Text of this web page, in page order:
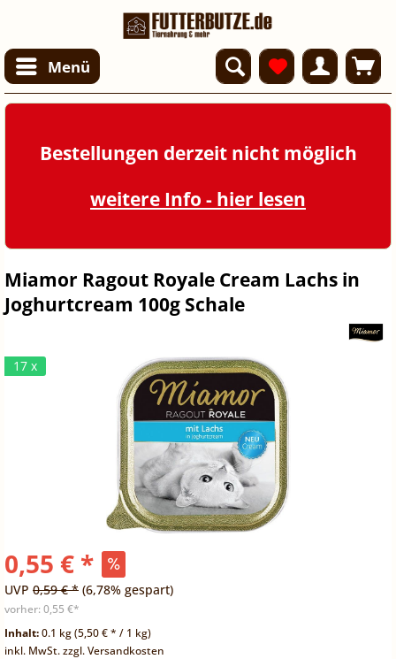
Menü
Bestellungen derzeit nicht möglich
weitere Info - hier lesen
Miamor Ragout Royale Cream Lachs in
Joghurtcream 100g Schale
17 x
0,55 € *
UVP 0,59 € * (6,78% gespart)
vorher: 0,55 €*
Inhalt:0.1 kg (5,50 € * / 1 kg)
inkl. MwSt.zzgl. Versandkosten